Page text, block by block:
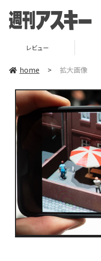
レビュー
home > 拡大画像